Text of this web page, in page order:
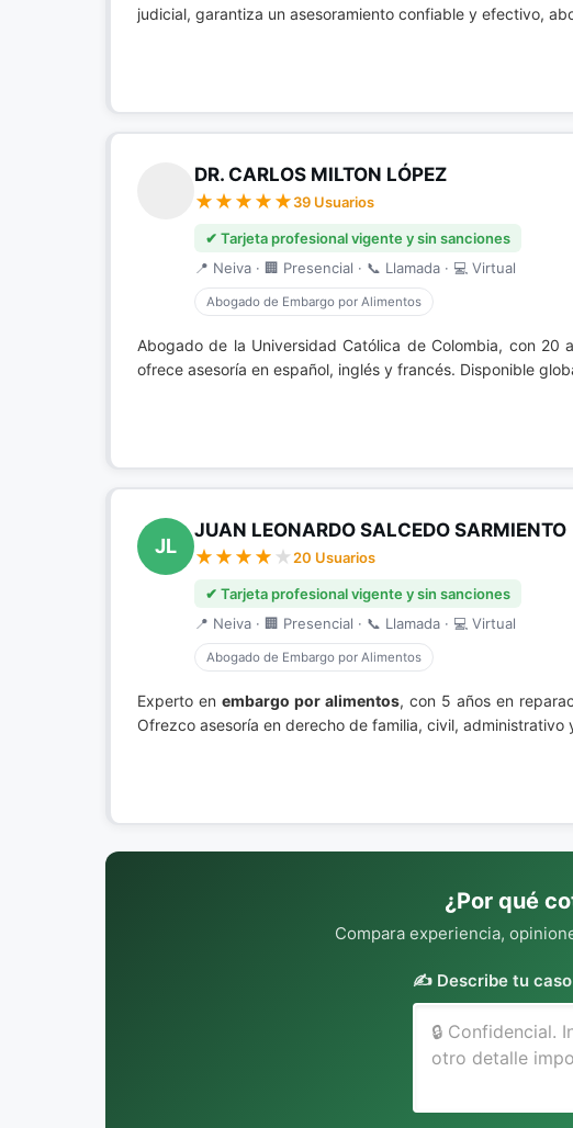
judicial, garantiza un asesoramiento confiable y efectivo,
DR. CARLOS MILTON LÓPEZ
39 Usuarios
✔ Tarjeta profesional vigente y sin sanciones
📍 Neiva · 🏢 Presencial · 📞 Llamada · 💻 Virtual
Abogado de Embargo por Alimentos
Abogado de la Universidad Católica de Colombia, con 20
ofrece asesoría en español, inglés y francés. Disponible
JL
JUAN LEONARDO SALCEDO SARMIENTO
20 Usuarios
✔ Tarjeta profesional vigente y sin sanciones
📍 Neiva · 🏢 Presencial · 📞 Llamada · 💻 Virtual
Abogado de Embargo por Alimentos
Experto en embargo por alimentos, con 5 años en
Ofrezco asesoría en derecho de familia, civil,
¿Por qué
Compara experiencia,
✍️ Describe tu caso